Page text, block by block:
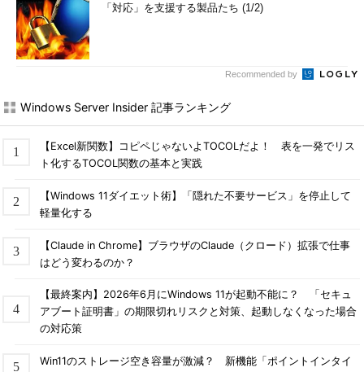
「対応」を支援する製品たち (1/2)
Recommended by
Windows Server Insider 記事ランキング
【Excel新関数】コピペじゃないよTOCOLだよ！ 表を一発でリス
ト化するTOCOL関数の基本と実践
【Windows 11ダイエット術】「隠れた不要サービス」を停止して
軽量化する
【Claude in Chrome】ブラウザのClaude（クロード）拡張で仕事
はどう変わるのか？
【最終案内】2026年6月にWindows 11が起動不能に？ 「セキュ
アブート証明書」の期限切れリスクと対策、起動しなくなった場合
の対応策
Win11のストレージ空き容量が激減？ 新機能「ポイントインタイ